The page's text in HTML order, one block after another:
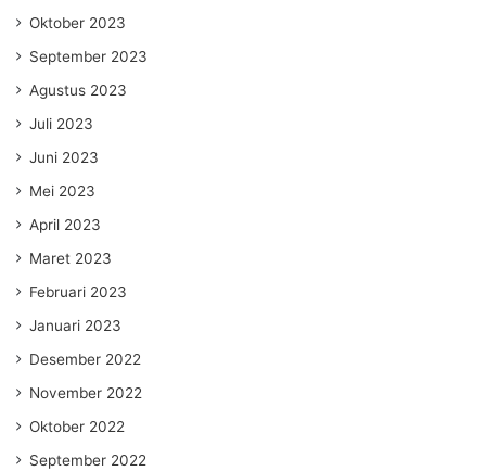
Oktober 2023
September 2023
Agustus 2023
Juli 2023
Juni 2023
Mei 2023
April 2023
Maret 2023
Februari 2023
Januari 2023
Desember 2022
November 2022
Oktober 2022
September 2022